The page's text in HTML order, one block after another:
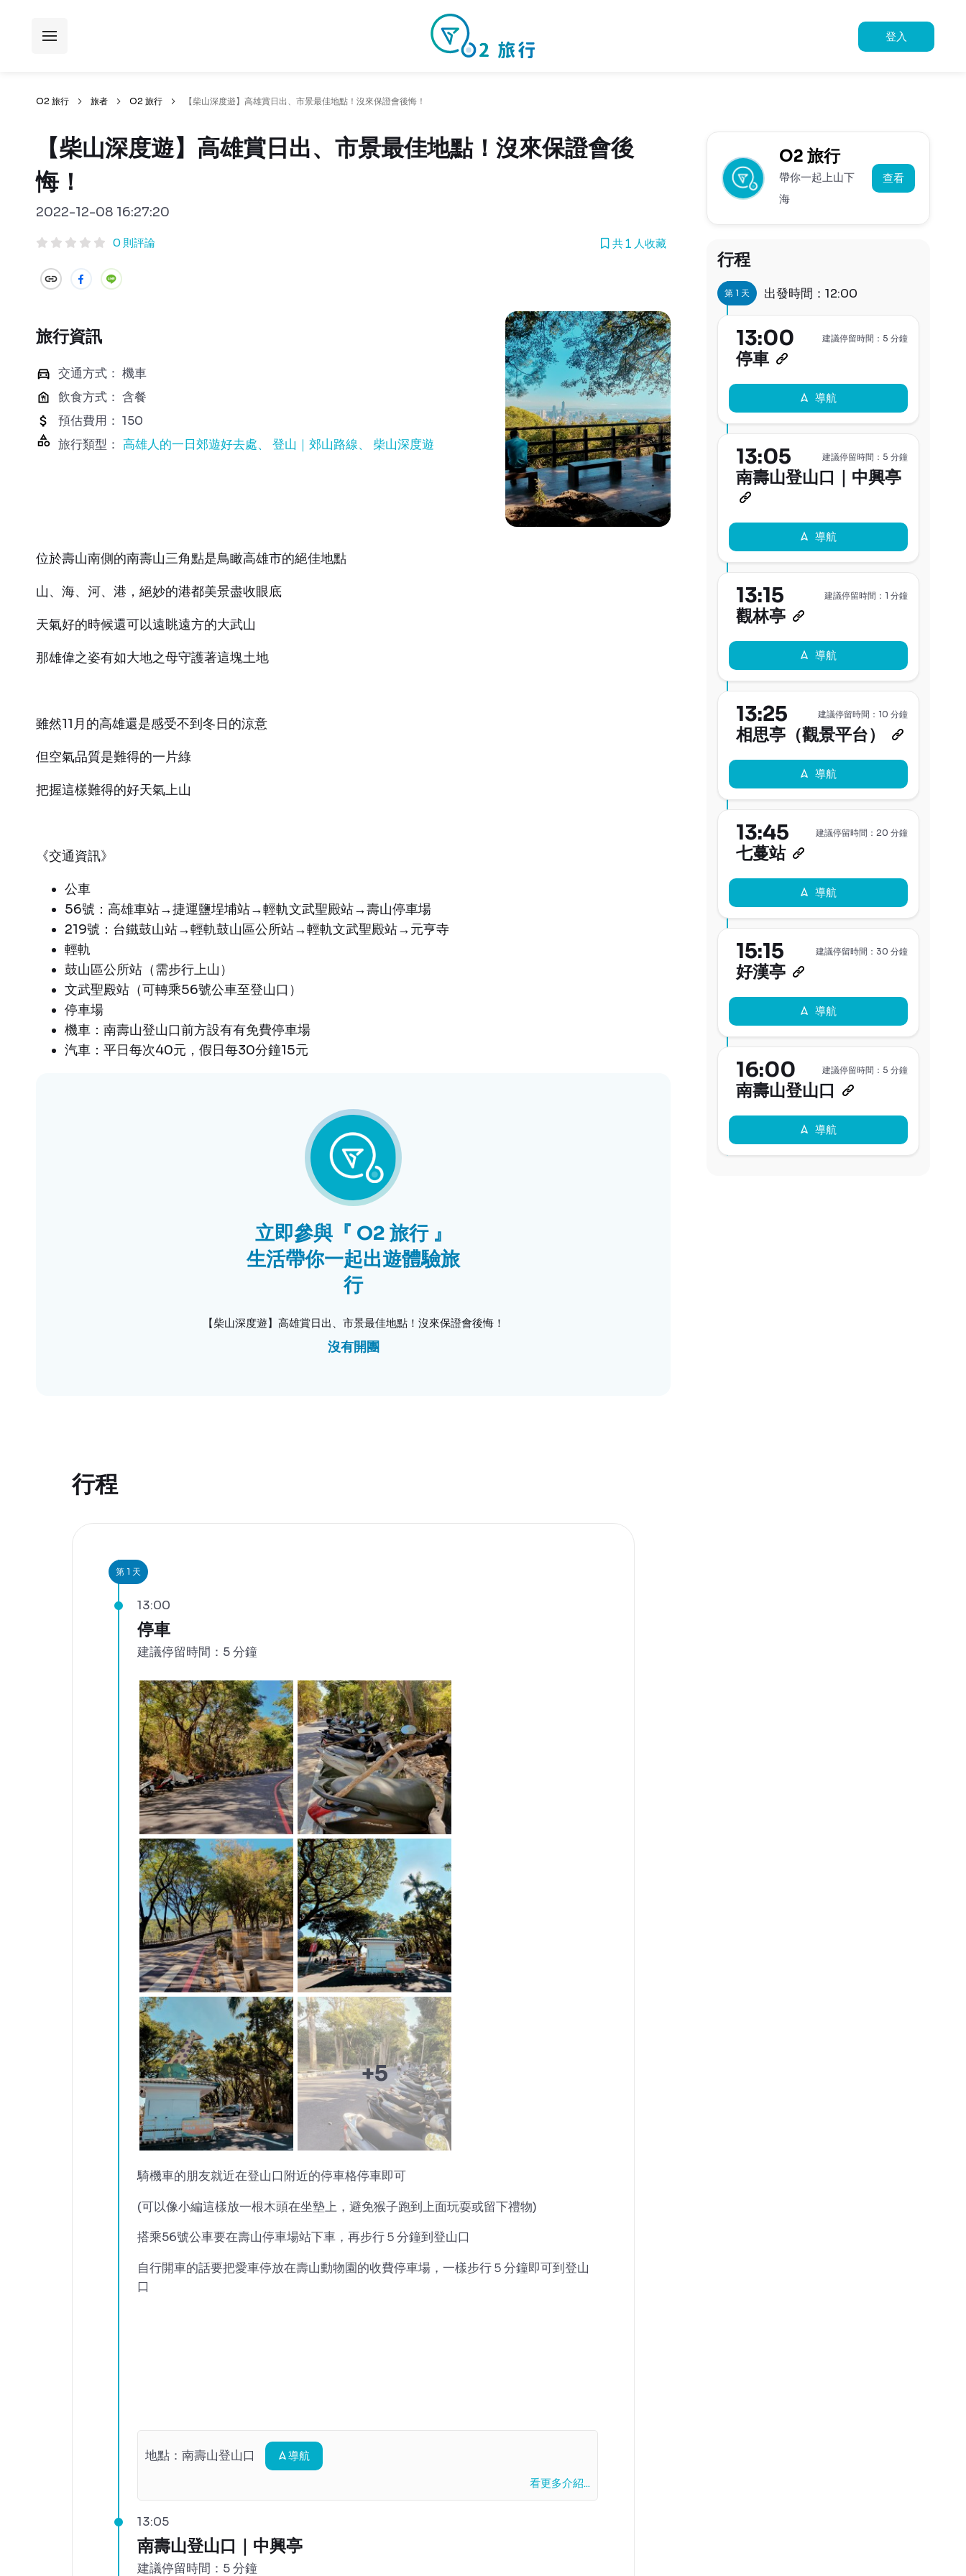
登入
O2 旅行 旅者 O2 旅行 【柴山深度遊】高雄賞日出、市景最佳地點！沒來保證會後悔！
O2 旅行
帶你一起上山下
海
查看
行程
第 1 天 出發時間：12:00
13:00
停車
建議停留時間：5 分鐘
導航
13:05
南壽山登山口｜中興亭
建議停留時間：5 分鐘
導航
13:15
觀林亭
建議停留時間：1 分鐘
導航
13:25
相思亭（觀景平台）
建議停留時間：10 分鐘
導航
13:45
七蔓站
建議停留時間：20 分鐘
導航
15:15
好漢亭
建議停留時間：30 分鐘
導航
16:00
南壽山登山口
建議停留時間：5 分鐘
導航
【柴山深度遊】高雄賞日出、市景最佳地點！沒來保證會後
悔！
2022-12-08 16:27:20
0 則評論 共 1 人收藏
旅行資訊
交通方式： 機車
飲食方式： 含餐
預估費用： 150
旅行類型： 高雄人的一日郊遊好去處 登山｜郊山路線 柴山深度遊
位於壽山南側的南壽山三角點是鳥瞰高雄市的絕佳地點
山、海、河、港，絕妙的港都美景盡收眼底
天氣好的時候還可以遠眺遠方的大武山
那雄偉之姿有如大地之母守護著這塊土地
雖然11月的高雄還是感受不到冬日的涼意
但空氣品質是難得的一片綠
把握這樣難得的好天氣上山
《交通資訊》
公車
56號：高雄車站→捷運鹽埕埔站→輕軌文武聖殿站→壽山停車場
219號：台鐵鼓山站→輕軌鼓山區公所站→輕軌文武聖殿站→元亨寺
輕軌
鼓山區公所站（需步行上山）
文武聖殿站（可轉乘56號公車至登山口）
停車場
機車：南壽山登山口前方設有有免費停車場
汽車：平日每次40元，假日每30分鐘15元
立即參與『 O2 旅行 』
生活帶你一起出遊體驗旅
行
【柴山深度遊】高雄賞日出、市景最佳地點！沒來保證會後悔！
沒有開團
行程
第 1 天
13:00
停車
建議停留時間：5 分鐘
+5
騎機車的朋友就近在登山口附近的停車格停車即可
(可以像小編這樣放一根木頭在坐墊上，避免猴子跑到上面玩耍或留下禮物)
搭乘56號公車要在壽山停車場站下車，再步行５分鐘到登山口
自行開車的話要把愛車停放在壽山動物園的收費停車場，一樣步行５分鐘即可到登山
口
地點： 南壽山登山口
導航
看更多介紹...
13:05
南壽山登山口｜中興亭
建議停留時間：5 分鐘